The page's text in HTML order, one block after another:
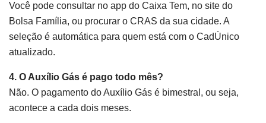
Você pode consultar no app do Caixa Tem, no site do
Bolsa Família, ou procurar o CRAS da sua cidade. A
seleção é automática para quem está com o CadÚnico
atualizado.
4. O Auxílio Gás é pago todo mês?
Não. O pagamento do Auxílio Gás é bimestral, ou seja,
acontece a cada dois meses.